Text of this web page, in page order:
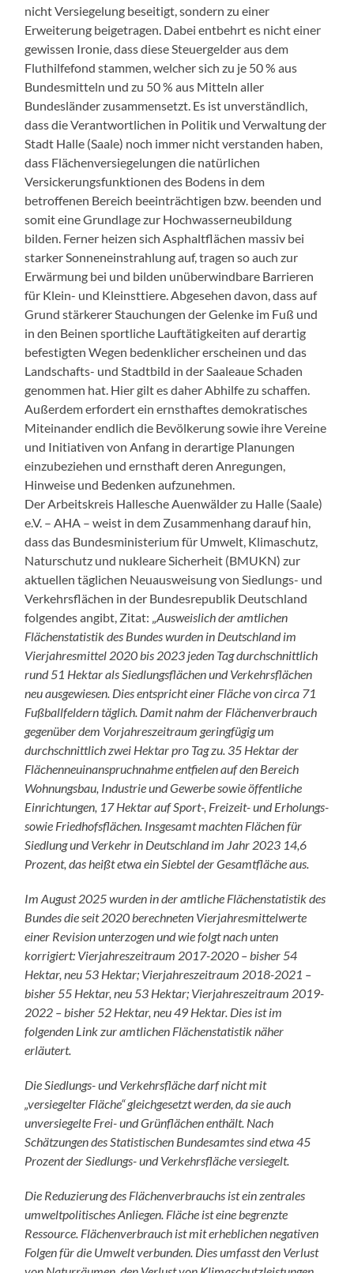
nicht Versiegelung beseitigt, sondern zu einer
Erweiterung beigetragen. Dabei entbehrt es nicht einer
gewissen Ironie, dass diese Steuergelder aus dem
Fluthilfefond stammen, welcher sich zu je 50 % aus
Bundesmitteln und zu 50 % aus Mitteln aller
Bundesländer zusammensetzt. Es ist unverständlich,
dass die Verantwortlichen in Politik und Verwaltung der
Stadt Halle (Saale) noch immer nicht verstanden haben,
dass Flächenversiegelungen die natürlichen
Versickerungsfunktionen des Bodens in dem
betroffenen Bereich beeinträchtigen bzw. beenden und
somit eine Grundlage zur Hochwasserneubildung
bilden. Ferner heizen sich Asphaltflächen massiv bei
starker Sonneneinstrahlung auf, tragen so auch zur
Erwärmung bei und bilden unüberwindbare Barrieren
für Klein- und Kleinsttiere. Abgesehen davon, dass auf
Grund stärkerer Stauchungen der Gelenke im Fuß und
in den Beinen sportliche Lauftätigkeiten auf derartig
befestigten Wegen bedenklicher erscheinen und das
Landschafts- und Stadtbild in der Saaleaue Schaden
genommen hat. Hier gilt es daher Abhilfe zu schaffen.
Außerdem erfordert ein ernsthaftes demokratisches
Miteinander endlich die Bevölkerung sowie ihre Vereine
und Initiativen von Anfang in derartige Planungen
einzubeziehen und ernsthaft deren Anregungen,
Hinweise und Bedenken aufzunehmen.
Der Arbeitskreis Hallesche Auenwälder zu Halle (Saale)
e.V. – AHA – weist in dem Zusammenhang darauf hin,
dass das Bundesministerium für Umwelt, Klimaschutz,
Naturschutz und nukleare Sicherheit (BMUKN) zur
aktuellen täglichen Neuausweisung von Siedlungs- und
Verkehrsflächen in der Bundesrepublik Deutschland
folgendes angibt, Zitat: „Ausweislich der amtlichen
Flächenstatistik des Bundes wurden in Deutschland im
Vierjahresmittel 2020 bis 2023 jeden Tag durchschnittlich
rund 51 Hektar als Siedlungsflächen und Verkehrsflächen
neu ausgewiesen. Dies entspricht einer Fläche von circa 71
Fußballfeldern täglich. Damit nahm der Flächenverbrauch
gegenüber dem Vorjahreszeitraum geringfügig um
durchschnittlich zwei Hektar pro Tag zu. 35 Hektar der
Flächenneuinanspruchnahme entfielen auf den Bereich
Wohnungsbau, Industrie und Gewerbe sowie öffentliche
Einrichtungen, 17 Hektar auf Sport-, Freizeit- und Erholungs-
sowie Friedhofsflächen. Insgesamt machten Flächen für
Siedlung und Verkehr in Deutschland im Jahr 2023 14,6
Prozent, das heißt etwa ein Siebtel der Gesamtfläche aus.
Im August 2025 wurden in der amtliche Flächenstatistik des
Bundes die seit 2020 berechneten Vierjahresmittelwerte
einer Revision unterzogen und wie folgt nach unten
korrigiert: Vierjahreszeitraum 2017-2020 – bisher 54
Hektar, neu 53 Hektar; Vierjahreszeitraum 2018-2021 –
bisher 55 Hektar, neu 53 Hektar; Vierjahreszeitraum 2019-
2022 – bisher 52 Hektar, neu 49 Hektar. Dies ist im
folgenden Link zur amtlichen Flächenstatistik näher
erläutert.
Die Siedlungs- und Verkehrsfläche darf nicht mit
„versiegelter Fläche“ gleichgesetzt werden, da sie auch
unversiegelte Frei- und Grünflächen enthält. Nach
Schätzungen des Statistischen Bundesamtes sind etwa 45
Prozent der Siedlungs- und Verkehrsfläche versiegelt.
Die Reduzierung des Flächenverbrauchs ist ein zentrales
umweltpolitisches Anliegen. Fläche ist eine begrenzte
Ressource. Flächenverbrauch ist mit erheblichen negativen
Folgen für die Umwelt verbunden. Dies umfasst den Verlust